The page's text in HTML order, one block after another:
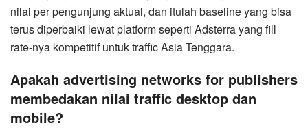
nilai per pengunjung aktual, dan itulah baseline yang bisa
terus diperbaiki lewat platform seperti Adsterra yang fill
rate-nya kompetitif untuk traffic Asia Tenggara.
Apakah advertising networks for publishers
membedakan nilai traffic desktop dan
mobile?